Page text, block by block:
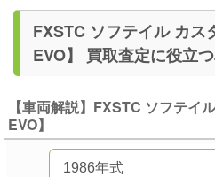
FXSTC ソフテイル カス
EVO】 買取査定に役
【車両解説】FXSTC ソフテイ
EVO】